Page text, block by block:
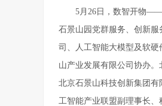
5月26日，数智开物——
石景山园党群服务、创新
司、人工智能大模型及软
山产业发展有限公司协办
北京石景山科技创新集团
工智能产业联盟副理事长